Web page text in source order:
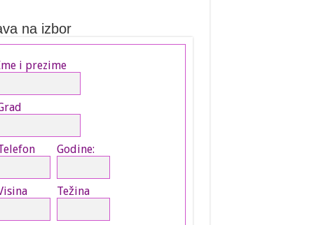
na izbor
i prezime
Godine:
Težina